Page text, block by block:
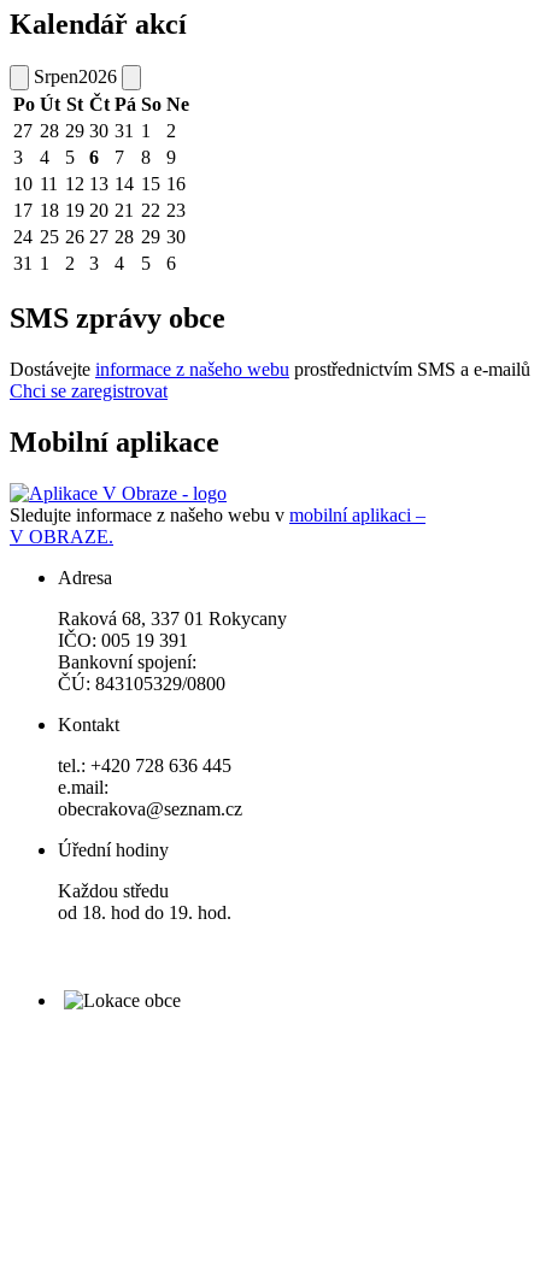
Kalendář akcí
Srpen2026
Po Út St Čt Pá So Ne
27 28 29 30 31 1
2
3
4 5 6 7 8
9
10 11 12 13 14 15 16
17 18 19 20 21 22 23
24 25 26 27 28 29 30
31 1 2 3 4 5 6
SMS zprávy obce
Dostávejte informace z našeho webu prostřednictvím SMS a e-mailů
Chci se zaregistrovat
Mobilní aplikace
Sledujte informace z našeho webu v mobilní aplikaci –
V OBRAZE.
Adresa
Raková 68, 337 01 Rokycany
IČO: 005 19 391
Bankovní spojení:
ČÚ: 843105329/0800
Kontakt
tel.: +420 728 636 445
e.mail:
obecrakova@seznam.cz
Úřední hodiny
Každou středu
od 18. hod do 19. hod.